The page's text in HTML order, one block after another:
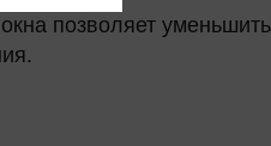
позволяет